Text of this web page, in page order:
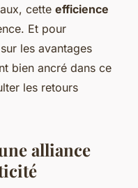
cette efficience
Et pour
les avantages
bien ancré dans ce
les retours
alliance